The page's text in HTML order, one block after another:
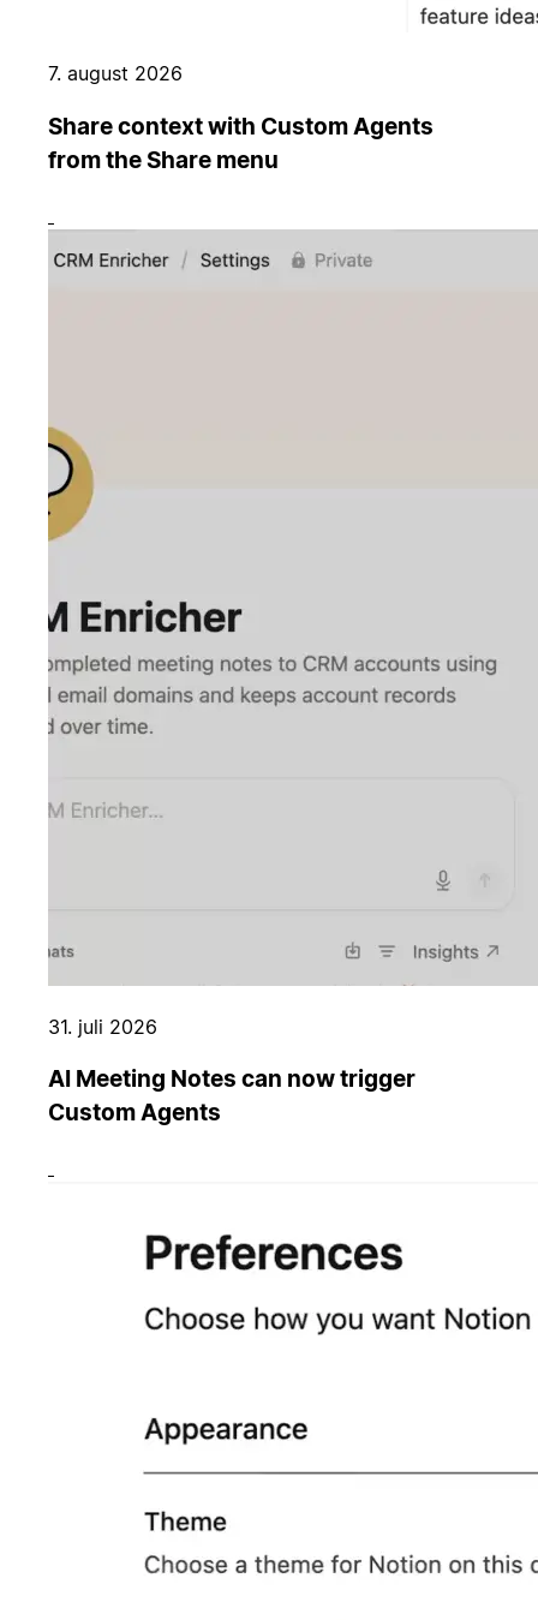
7. august 2026
Share context with Custom Agents
from the Share menu
31. juli 2026
AI Meeting Notes can now trigger
Custom Agents